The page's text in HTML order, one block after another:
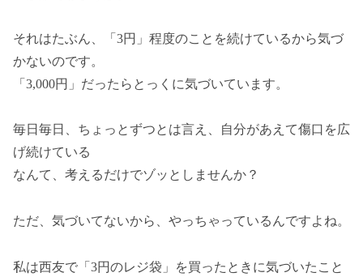
それはたぶん、「3円」程度のことを続けているから気づ
かないのです。
「3,000円」だったらとっくに気づいています。
毎日毎日、ちょっとずつとは言え、自分があえて傷口を広
げ続けている
なんて、考えるだけでゾッとしませんか？
ただ、気づいてないから、やっちゃっているんですよね。
私は西友で「3円のレジ袋」を買ったときに気づいたこと